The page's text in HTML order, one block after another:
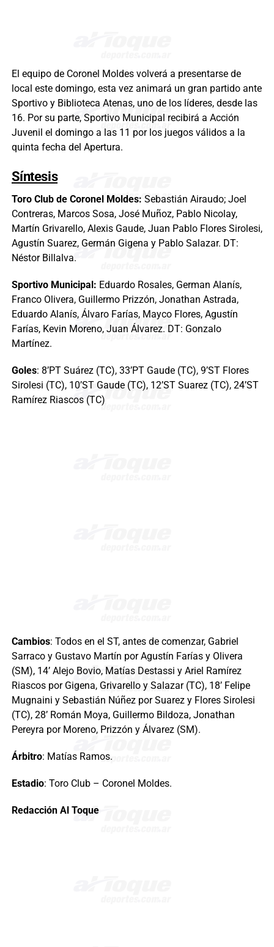
El equipo de Coronel Moldes volverá a presentarse de
local este domingo, esta vez animará un gran partido ante
Sportivo y Biblioteca Atenas, uno de los líderes, desde las
16. Por su parte, Sportivo Municipal recibirá a Acción
Juvenil el domingo a las 11 por los juegos válidos a la
quinta fecha del Apertura.
Síntesis
Toro Club de Coronel Moldes: Sebastián Airaudo; Joel
Contreras, Marcos Sosa, José Muñoz, Pablo Nicolay,
Martín Grivarello, Alexis Gaude, Juan Pablo Flores Sirolesi,
Agustín Suarez, Germán Gigena y Pablo Salazar. DT:
Néstor Billalva.
Sportivo Municipal: Eduardo Rosales, German Alanís,
Franco Olivera, Guillermo Prizzón, Jonathan Astrada,
Eduardo Alanís, Álvaro Farías, Mayco Flores, Agustín
Farías, Kevin Moreno, Juan Álvarez. DT: Gonzalo
Martínez.
Goles: 8’PT Suárez (TC), 33’PT Gaude (TC), 9’ST Flores
Sirolesi (TC), 10’ST Gaude (TC), 12’ST Suarez (TC), 24’ST
Ramírez Riascos (TC)
Cambios: Todos en el ST, antes de comenzar, Gabriel
Sarraco y Gustavo Martín por Agustín Farías y Olivera
(SM), 14’ Alejo Bovio, Matías Destassi y Ariel Ramírez
Riascos por Gigena, Grivarello y Salazar (TC), 18’ Felipe
Mugnaini y Sebastián Núñez por Suarez y Flores Sirolesi
(TC), 28’ Román Moya, Guillermo Bildoza, Jonathan
Pereyra por Moreno, Prizzón y Álvarez (SM).
Árbitro: Matías Ramos.
Estadio: Toro Club – Coronel Moldes.
Redacción Al Toque